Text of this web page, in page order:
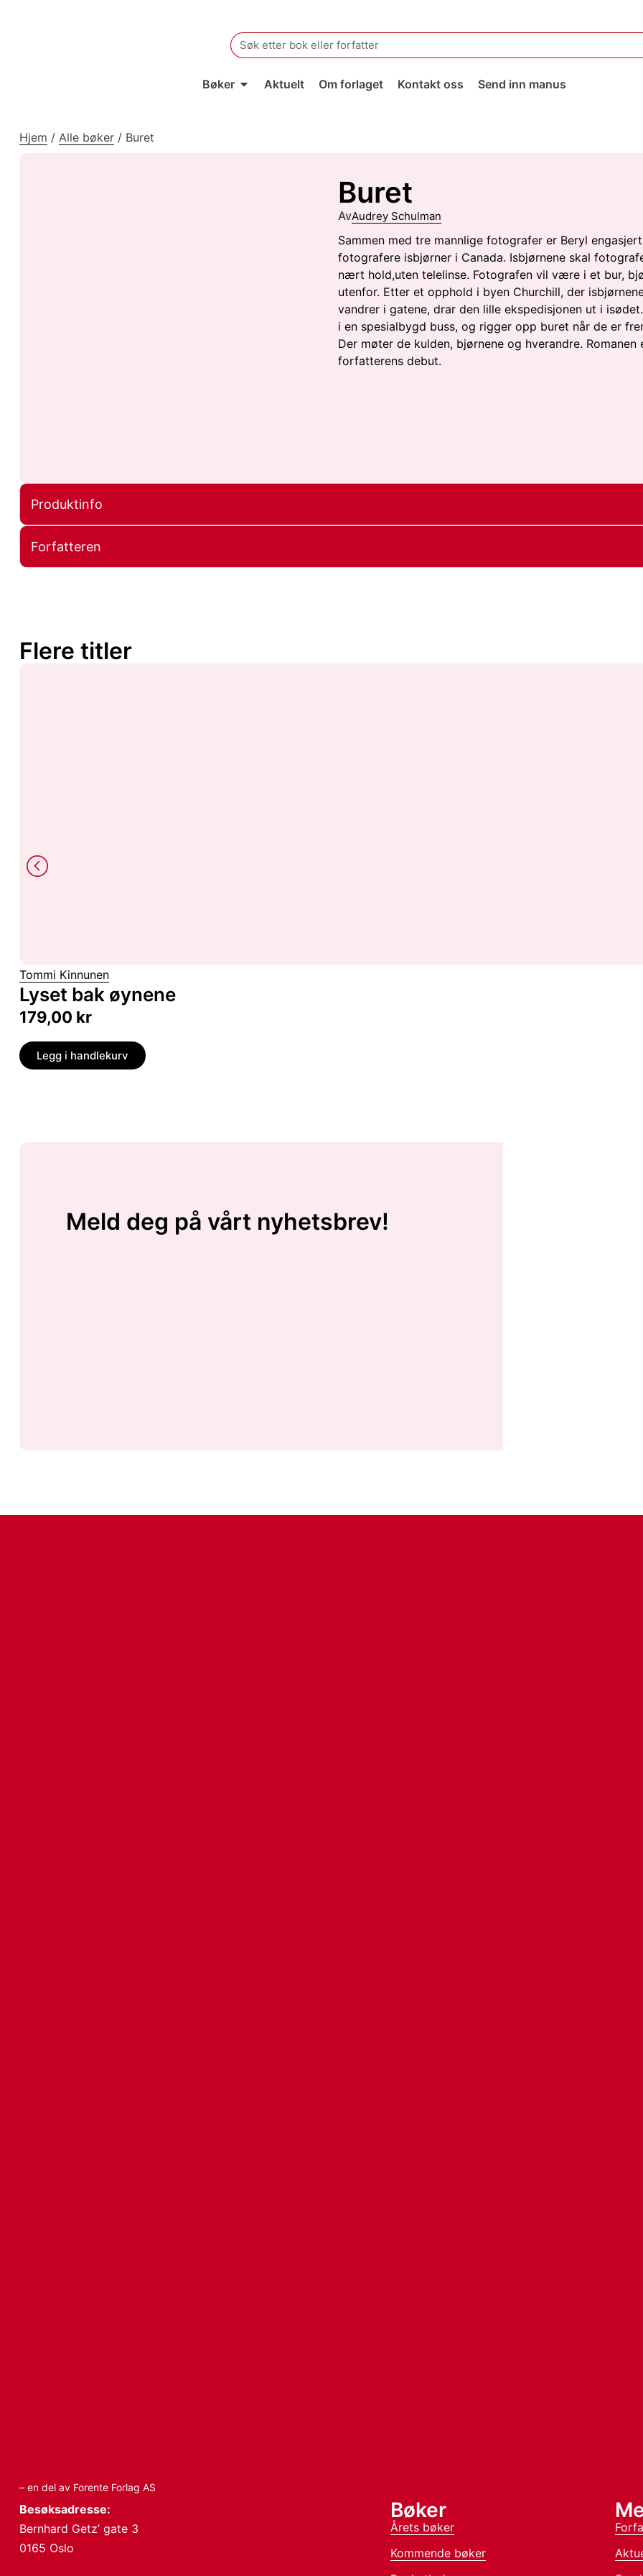
Search
for:
Bøker Aktuelt Om forlaget Kontakt oss Send inn manus
Hjem / Alle bøker / Buret
Buret
AvAudrey Schulman
Sammen med tre mannlige fotografer er Beryl
fotografere isbjørner i Canada. Isbjørnene skal
nært hold,uten telelinse. Fotografen vil være i et bur,
utenfor. Etter et opphold i byen Churchill, der
vandrer i gatene, drar den lille ekspedisjonen ut i
i en spesialbygd buss, og rigger opp buret når de er
Der møter de kulden, bjørnene og hverandre. Romanen
forfatterens debut.
Produktinfo
Forfatteren
Flere titler
Tommi Kinnunen
Lyset bak øynene
179,00 kr
Legg i handlekurv
Meld deg på vårt nyhetsbrev!
– en del av Forente Forlag AS
Besøksadresse:
Bernhard Getz’ gate 3
0165 Oslo
Bøker
Årets bøker
Kommende bøker